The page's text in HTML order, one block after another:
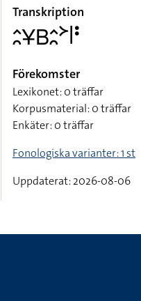
Transkription
􌤵􌥘􌥃􌤧􌤵􌥘􌦅􌥼􌥻
Förekomster
Lexikonet: 0 träffar
Korpusmaterial: 0 träffar
Enkäter: 0 träffar
Fonologiska varianter: 1 st
Uppdaterat: 2026-08-06